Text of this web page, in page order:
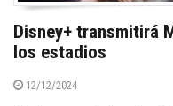
Disney+ transmitirá
los estadios
12/12/2024